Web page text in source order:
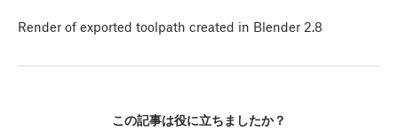
Render of exported toolpath created in Blender 2.8
この記事は役に立ちましたか？